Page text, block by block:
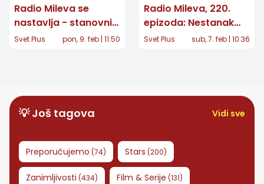
Radio Mileva se
nastavlja - stanovnici
Rankeove 12 spasili
Svet Plus pon, 9. feb | 11:50
Radio Mileva, 220.
epizoda: Nestanak
venčanice pokreće
Svet Plus sub, 7. feb | 10:36
💡 Još tagova Vidi sve
Preporučujemo (74) Stars (200)
Zanimljivosti (434) Film & Serije (131)